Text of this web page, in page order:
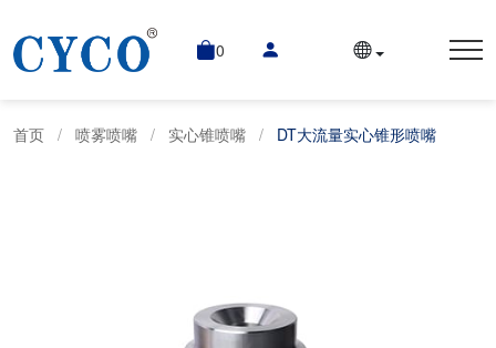
0
首页 喷雾喷嘴 实心锥喷嘴 DT大流量实心锥形喷嘴